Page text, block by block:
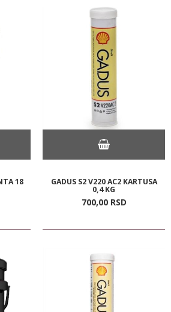
18 GADUS S2 V220 AC2 KARTUSA
0,4 KG
700,00 RSD